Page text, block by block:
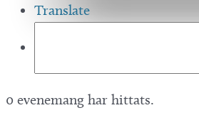
Translate
0 evenemang har hittats.